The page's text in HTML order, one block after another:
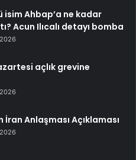
isim Ahbap’a ne kadar
Acun Ilıcalı detayı bomba
açlık grevine
İran Anlaşması Açıklaması